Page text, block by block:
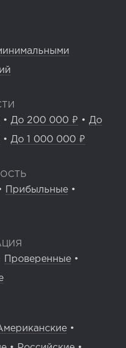
• До 200 000 ₽ • До
• До 1 000 000 ₽
Прибыльные •
Проверенные •
•